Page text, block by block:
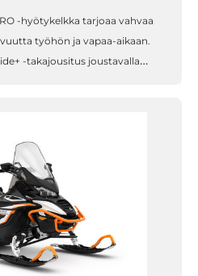
-hyötykelkka tarjoaa vahvaa
työhön ja vapaa-aikaan.
-takajousitus joustavalla